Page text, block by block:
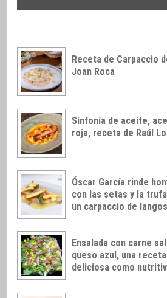
Receta de Carpaccio
Joan Roca
Sinfonía de aceite,
roja, receta de Raúl
Óscar García rinde
con las setas y la
un carpaccio de
Ensalada con carne
queso azul, una
deliciosa como